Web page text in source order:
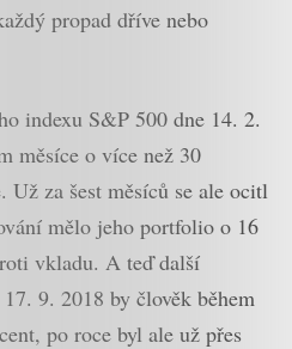
propad dříve nebo
indexu S&P 500 dne 14. 2.
měsíce o více než 30
Už za šest měsíců se ale ocitl
mělo jeho portfolio o 16
vkladu. A teď další
9. 2018 by člověk během
po roce byl ale už přes